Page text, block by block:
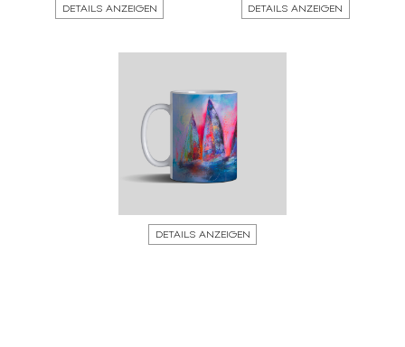
DETAILS ANZEIGEN DETAILS ANZEIGEN
DETAILS ANZEIGEN